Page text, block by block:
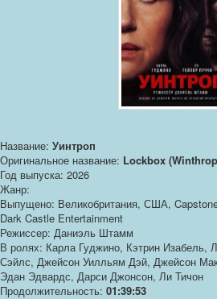
Название: Уинтроп
Оригинальное название: Lockbox
Год выпуска: 2026
Жанр:
Выпущено: Великобритания, США,
Dark Castle Entertainment
Режиссер: Даниэль Штамм
В ролях: Карла Гуджино, Кэтрин Изабель,
Сэйлс, Джейсон Уилльям Дэй, Джейсон
Эдан Эдвардс, Дарси Джонсон, Ли Тичон
Продолжительность: 01:39:53